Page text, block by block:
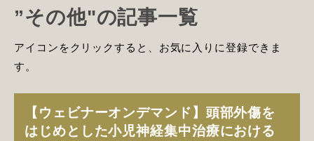
”その他"の記事一覧
アイコンをクリックすると、お気に入りに登録できま
す。
【ウェビナーオンデマンド】頭部外傷を
はじめとした小児神経集中治療における